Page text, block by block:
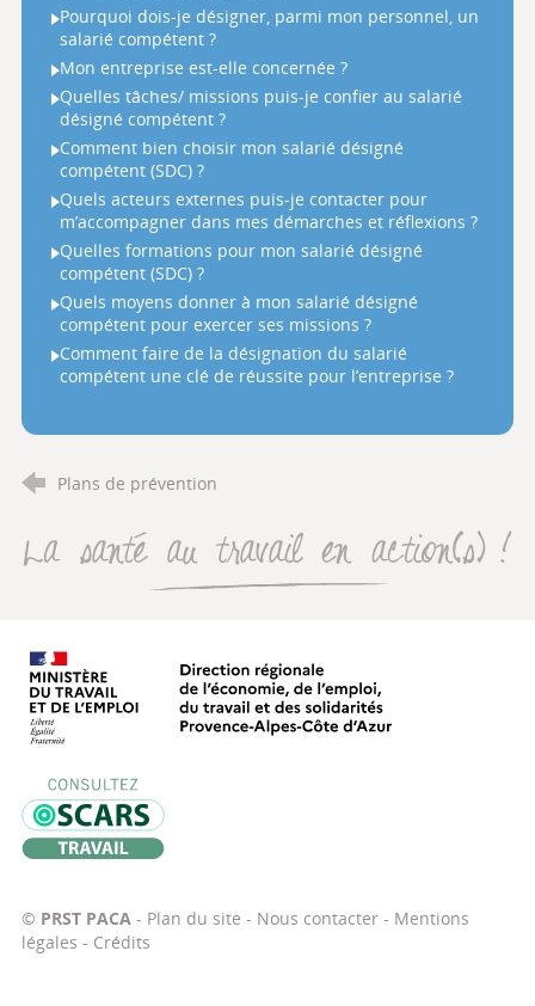
Pourquoi dois-je désigner, parmi mon personnel, un
salarié compétent ?
Mon entreprise est-elle concernée ?
Quelles tâches/ missions puis-je confier au salarié
désigné compétent ?
Comment bien choisir mon salarié désigné
compétent (SDC) ?
Quels acteurs externes puis-je contacter pour
m’accompagner dans mes démarches et réflexions ?
Quelles formations pour mon salarié désigné
compétent (SDC) ?
Quels moyens donner à mon salarié désigné
compétent pour exercer ses missions ?
Comment faire de la désignation du salarié
compétent une clé de réussite pour l’entreprise ?
Plans de prévention
La santé au travail en
Direction régionale de l’économie,
© PRST PACA- Plan du site - Nous contacter- Mentions
légales - Crédits